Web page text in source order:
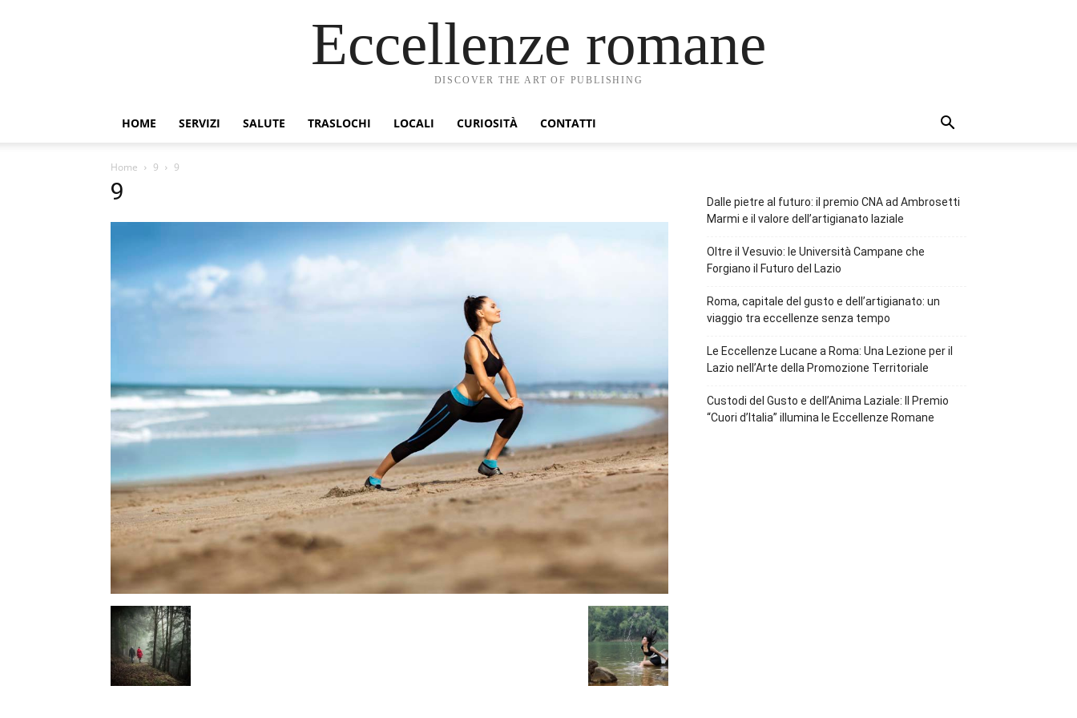
Eccellenze romane
DISCOVER THE ART OF PUBLISHING
HOME SERVIZI SALUTE TRASLOCHI LOCALI CURIOSITÀ CONTATTI
Home 9 9
9
Dalle pietre al futuro: il premio CNA ad Ambrosetti
Marmi e il valore dell’artigianato laziale
Oltre il Vesuvio: le Università Campane che
Forgiano il Futuro del Lazio
Roma, capitale del gusto e dell’artigianato: un
viaggio tra eccellenze senza tempo
Le Eccellenze Lucane a Roma: Una Lezione per il
Lazio nell’Arte della Promozione Territoriale
Custodi del Gusto e dell’Anima Laziale: Il Premio
“Cuori d’Italia” illumina le Eccellenze Romane